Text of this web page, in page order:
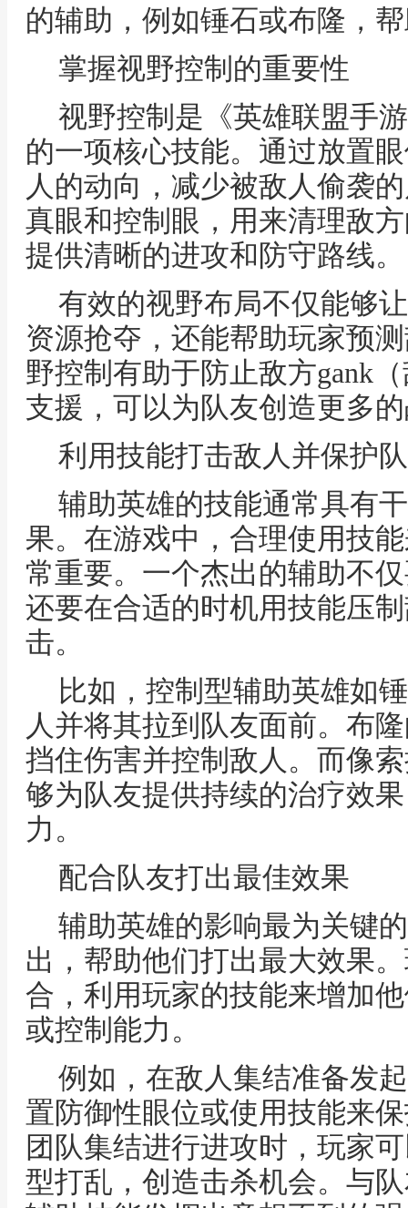
的辅助，例如锤石或布隆，
掌握视野控制的重要性
视野控制是《英雄联盟手
的一项核心技能。通过放置
人的动向，减少被敌人偷袭
真眼和控制眼，用来清理敌
提供清晰的进攻和防守路线。
有效的视野布局不仅能够
资源抢夺，还能帮助玩家预
野控制有助于防止敌方gank
支援，可以为队友创造更多
利用技能打击敌人并保护
辅助英雄的技能通常具有
果。在游戏中，合理使用技
常重要。一个杰出的辅助不
还要在合适的时机用技能压
击。
比如，控制型辅助英雄如
人并将其拉到队友面前。布
挡住伤害并控制敌人。而像
够为队友提供持续的治疗效
力。
配合队友打出最佳效果
辅助英雄的影响最为关键
出，帮助他们打出最大效果
合，利用玩家的技能来增加
或控制能力。
例如，在敌人集结准备发
置防御性眼位或使用技能来
团队集结进行进攻时，玩家
型打乱，创造击杀机会。与